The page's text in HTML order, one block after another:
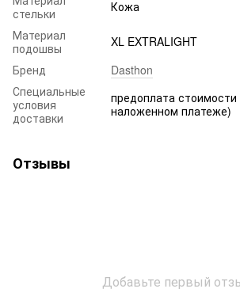
стельки
Кожа
Материал
подошвы
XL EXTRALIGHT
Бренд
Dasthon
Специальные
условия
доставки
предоплата стоимости
наложенном платеже)
Отзывы
Добавьте первый